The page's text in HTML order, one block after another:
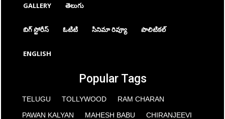
GALLERY తెలుగు
బిగ్ స్టోరీస్ ఓటిటి సినిమా రివ్యూ పొలిటికల్
ENGLISH
Popular Tags
TELUGU TOLLYWOOD
RAM CHARAN
PAWAN KALYAN
MAHESH BABU CHIRANJEEVI